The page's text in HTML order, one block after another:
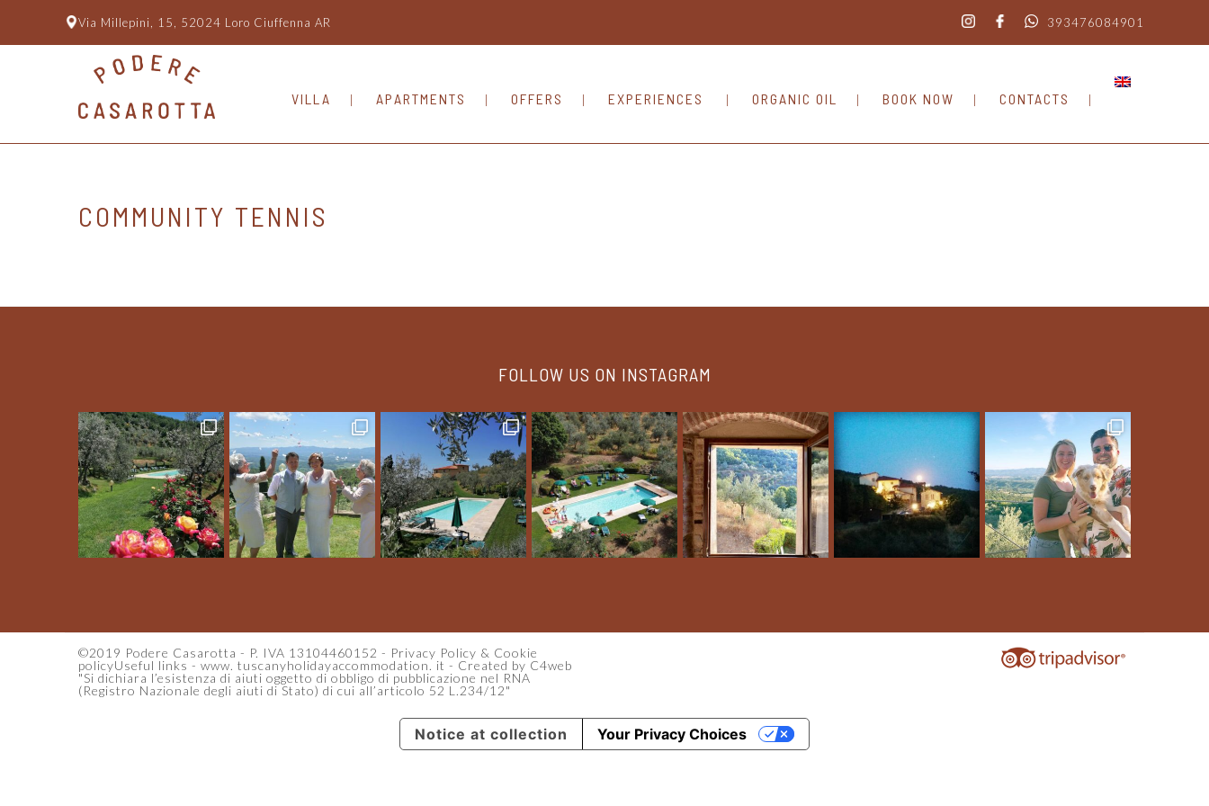
Via Millepini, 15, 52024 Loro Ciuffenna AR 393476084901
VILLA APARTMENTS OFFERS EXPERIENCES ORGANIC OIL BOOK NOW CONTACTS
COMMUNITY TENNIS
FOLLOW US ON INSTAGRAM
©2019 Podere Casarotta - P. IVA 13104460152 - Privacy Policy & Cookie
policyUseful links - www. tuscanyholidayaccommodation. it - Created by C4web
"Si dichiara l’esistenza di aiuti oggetto di obbligo di pubblicazione nel RNA
(Registro Nazionale degli aiuti di Stato) di cui all’articolo 52 L.234/12"
Notice at collection Your Privacy Choices